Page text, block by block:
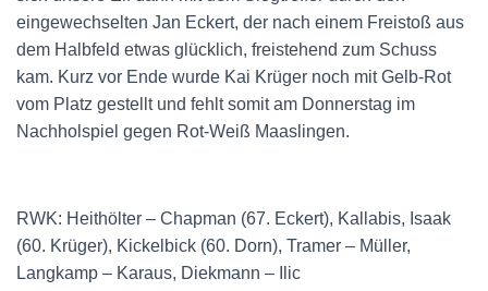
eingewechselten Jan Eckert, der nach einem Freistoß aus
dem Halbfeld etwas glücklich, freistehend zum Schuss
kam. Kurz vor Ende wurde Kai Krüger noch mit Gelb-Rot
vom Platz gestellt und fehlt somit am Donnerstag im
Nachholspiel gegen Rot-Weiß Maaslingen.
RWK: Heithölter – Chapman (67. Eckert), Kallabis, Isaak
(60. Krüger), Kickelbick (60. Dorn), Tramer – Müller,
Langkamp – Karaus, Diekmann – Ilic